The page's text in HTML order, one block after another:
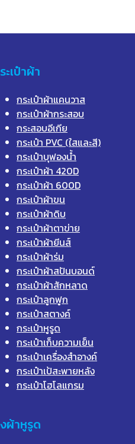
ะเป๋าผ้า
กระเป๋าผ้าแคนวาส
กระเป๋าผ้ากระสอบ
กระสอบอีเกีย
กระเป๋า PVC (ใสและสี)
กระเป๋าบุฟองน้ำ
กระเป๋าผ้า 420D
กระเป๋าผ้า 600D
กระเป๋าผ้าขน
กระเป๋าผ้าดิบ
กระเป๋าผ้าตาข่าย
กระเป๋าผ้ายีนส์
กระเป๋าผ้าร่ม
กระเป๋าผ้าสปันบอนด์
กระเป๋าผ้าสักหลาด
กระเป๋าลูกฟูก
กระเป๋าสตางค์
กระเป๋าหูรูด
กระเป๋าเก็บความเย็น
กระเป๋าเครื่องสำอางค์
กระเป๋าเป้สะพายหลัง
กระเป๋าโฮโลแกรม
ผ้าหูรูด